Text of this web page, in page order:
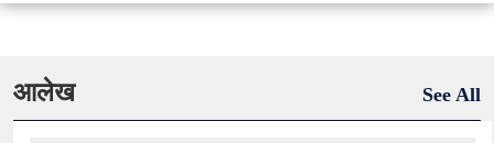
आलेख See All